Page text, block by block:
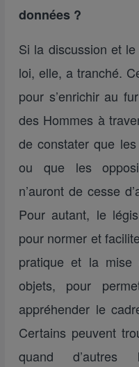
données ?
Si la discussion et
loi, elle, a tranché.
pour s’enrichir au
des Hommes à
de constater que
ou que les
n’auront de cesse
Pour autant, le
pour normer et
pratique et la mise
objets, pour
appréhender le
Certains peuvent
quand d’autres